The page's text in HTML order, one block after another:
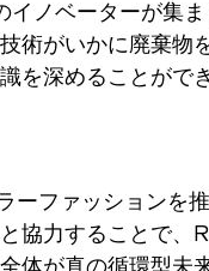
イノベーターが集
術がいかに廃棄物
を深めることがで
ファッションを
協力することで